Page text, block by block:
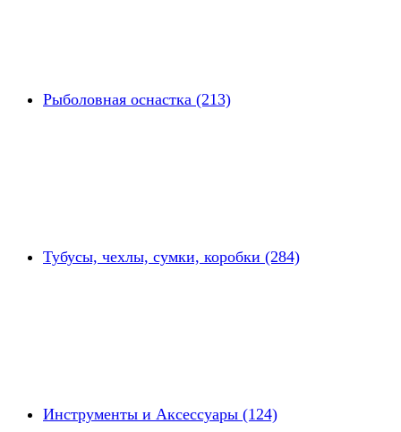
Рыболовная оснастка (213)
Тубусы, чехлы, сумки, коробки (284)
Инструменты и Аксессуары (124)